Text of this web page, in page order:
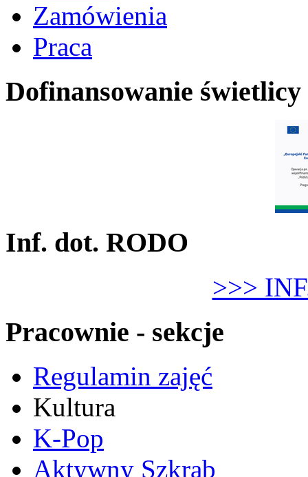
Zamówienia
Praca
Dofinansowanie świetlicy
Inf. dot. RODO
>>>
Pracownie - sekcje
Regulamin zajęć
Kultura
K-Pop
Aktywny Szkrab